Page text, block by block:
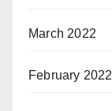
March 2022
February 2022